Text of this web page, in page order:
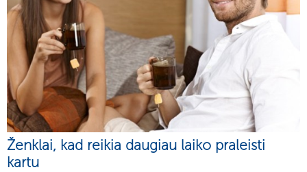
Ženklai, kad reikia daugiau laiko praleisti
kartu